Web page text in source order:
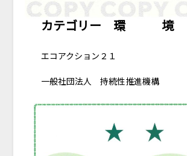
カテゴリー 環 境
エコアクション２１
一般社団法人 持続性推進機構